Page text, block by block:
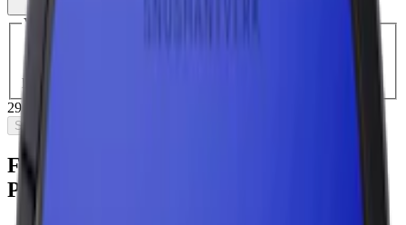
Välj antal dosor
pack
297,99 kr
Slut i lager
Fakta om Knox Karaktär Purple White
Portionssnus